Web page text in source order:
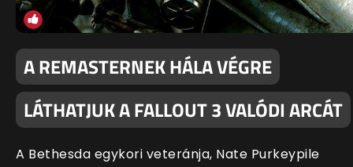
A REMASTERNEK HÁLA VÉGRE
LÁTHATJUK A FALLOUT 3 VALÓDI ARCÁT
A Bethesda egykori veteránja, Nate Purkeypile